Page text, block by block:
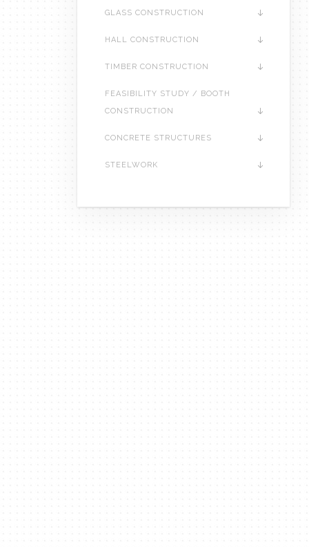
GLASS CONSTRUCTION
HALL CONSTRUCTION
TIMBER CONSTRUCTION
FEASIBILITY STUDY / BOOTH
CONSTRUCTION
CONCRETE STRUCTURES
STEELWORK